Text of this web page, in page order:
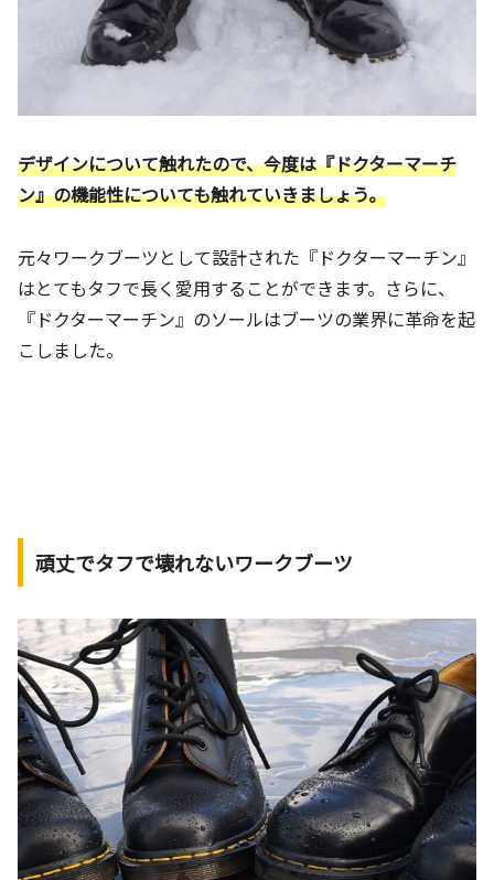
デザインについて触れたので、今度は『ドクターマーチ
ン』の機能性についても触れていきましょう。
元々ワークブーツとして設計された『ドクターマーチン』
はとてもタフで長く愛用することができます。さらに、
『ドクターマーチン』のソールはブーツの業界に革命を起
こしました。
頑丈でタフで壊れないワークブーツ